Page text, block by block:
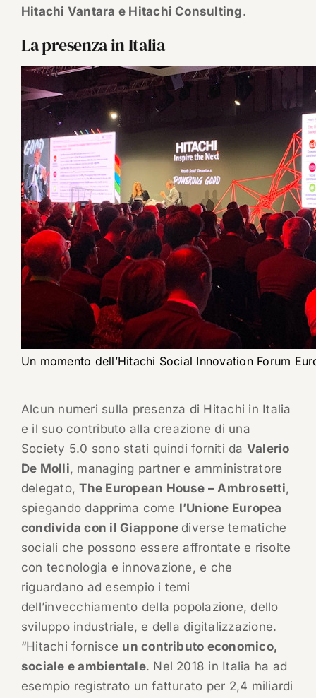
Hitachi Vantara e Hitachi Consulting.
La presenza in Italia
Un momento dell’Hitachi Social Innovation Forum
Alcun numeri sulla presenza di Hitachi in Italia
e il suo contributo alla creazione di una
Society 5.0 sono stati quindi forniti da Valerio
De Molli, managing partner e amministratore
delegato,The European House – Ambrosetti,
spiegando dapprima come l’Unione Europea
condivida con il Giappone diverse tematiche
sociali che possono essere affrontate e risolte
con tecnologia e innovazione, e che
riguardano ad esempio i temi
dell’invecchiamento della popolazione, dello
sviluppo industriale, e della digitalizzazione.
“Hitachi fornisce un contributo economico,
sociale e ambientale. Nel 2018 in Italia ha ad
esempio registrato un fatturato per 2,4 miliardi